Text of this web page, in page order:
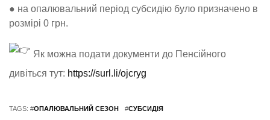
● на опалювальний період субсидію було призначено в
розмірі 0 грн.
Як можна подати документи до Пенсійного
дивіться тут: https://surl.li/ojcryg
TAGS: #ОПАЛЮВАЛЬНИЙ СЕЗОН #СУБСИДІЯ